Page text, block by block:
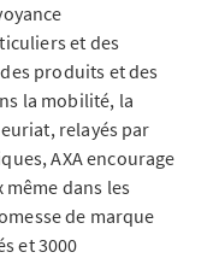
et des
produits et des
la mobilité, la
relayés par
AXA encourage
même dans les
de marque
et 3000